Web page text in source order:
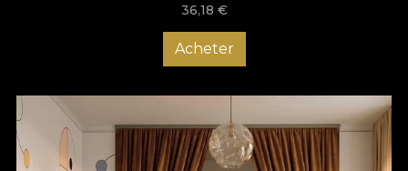
36,18 €
Acheter